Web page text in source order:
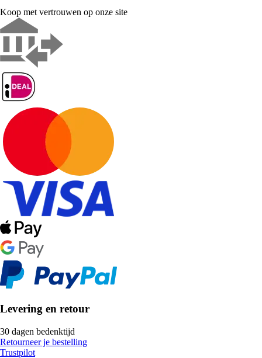
Koop met vertrouwen op onze site
Levering en retour
30 dagen bedenktijd
Retourneer je bestelling
Trustpilot